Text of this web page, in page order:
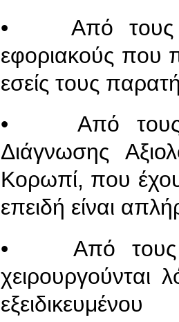
• Από τους
εφοριακούς που
εσείς τους
• Από τους
Διάγνωσης
Κορωπί, που
επειδή είναι
• Από τους
χειρουργούνται